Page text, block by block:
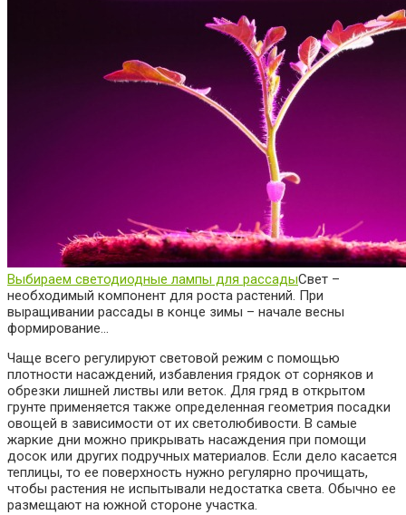
Выбираем светодиодные лампы для рассадыСвет –
необходимый компонент для роста растений. При
выращивании рассады в конце зимы – начале весны
формирование…
Чаще всего регулируют световой режим с помощью
плотности насаждений, избавления грядок от сорняков и
обрезки лишней листвы или веток. Для гряд в открытом
грунте применяется также определенная геометрия посадки
овощей в зависимости от их светолюбивости. В самые
жаркие дни можно прикрывать насаждения при помощи
досок или других подручных материалов. Если дело касается
теплицы, то ее поверхность нужно регулярно прочищать,
чтобы растения не испытывали недостатка света. Обычно ее
размещают на южной стороне участка.